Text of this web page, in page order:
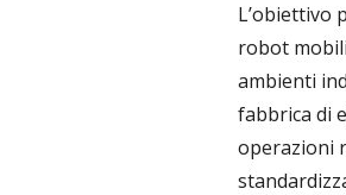
L’obiettivo
robot
ambienti
fabbrica di
operazioni